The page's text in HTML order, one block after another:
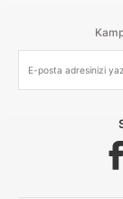
Güvenli Paketleme